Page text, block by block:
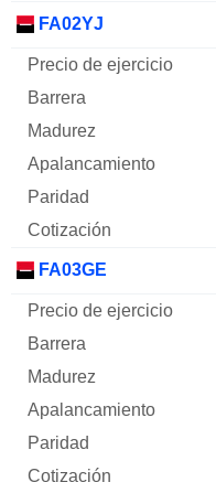
FA02YJ
FA03GE